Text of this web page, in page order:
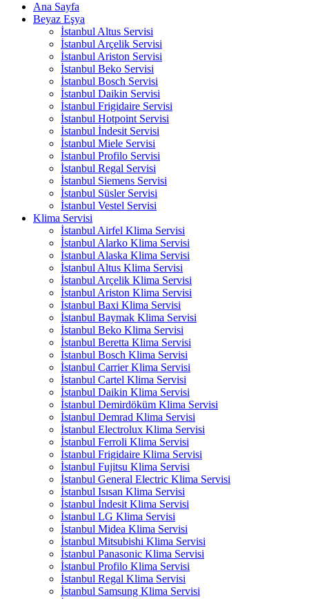
Ana Sayfa
Beyaz Eşya
İstanbul Altus Servisi
İstanbul Arçelik Servisi
İstanbul Ariston Servisi
İstanbul Beko Servisi
İstanbul Bosch Servisi
İstanbul Daikin Servisi
İstanbul Frigidaire Servisi
İstanbul Hotpoint Servisi
İstanbul İndesit Servisi
İstanbul Miele Servisi
İstanbul Profilo Servisi
İstanbul Regal Servisi
İstanbul Siemens Servisi
İstanbul Süsler Servisi
İstanbul Vestel Servisi
Klima Servisi
İstanbul Airfel Klima Servisi
İstanbul Alarko Klima Servisi
İstanbul Alaska Klima Servisi
İstanbul Altus Klima Servisi
İstanbul Arçelik Klima Servisi
İstanbul Ariston Klima Servisi
İstanbul Baxi Klima Servisi
İstanbul Baymak Klima Servisi
İstanbul Beko Klima Servisi
İstanbul Beretta Klima Servisi
İstanbul Bosch Klima Servisi
İstanbul Carrier Klima Servisi
İstanbul Cartel Klima Servisi
İstanbul Daikin Klima Servisi
İstanbul Demirdöküm Klima Servisi
İstanbul Demrad Klima Servisi
İstanbul Electrolux Klima Servisi
İstanbul Ferroli Klima Servisi
İstanbul Frigidaire Klima Servisi
İstanbul Fujitsu Klima Servisi
İstanbul General Electric Klima Servisi
İstanbul Isısan Klima Servisi
İstanbul İndesit Klima Servisi
İstanbul LG Klima Servisi
İstanbul Midea Klima Servisi
İstanbul Mitsubishi Klima Servisi
İstanbul Panasonic Klima Servisi
İstanbul Profilo Klima Servisi
İstanbul Regal Klima Servisi
İstanbul Samsung Klima Servisi